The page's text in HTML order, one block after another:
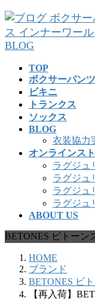
コ
ン
テ
ン
ナ
ビ
ゲ
ー
TOP
ボクサーパンツ
ビキニ
トランクス
ソックス
BLOG
衣装協力
オンラインス
ラグジュ
ラグジュ
ラグジュ
ラグジュ
ABOUT US
BETONES ビトーン
HOME
ブランド
BETONES ビ
【再入荷】